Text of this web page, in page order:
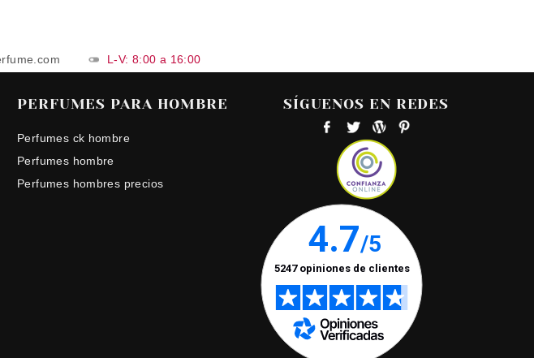
L-V: 8:00 a 16:00
PERFUMES PARA HOMBRE
Perfumes ck hombre
Perfumes hombre
Perfumes hombres precios
SÍGUENOS EN REDES